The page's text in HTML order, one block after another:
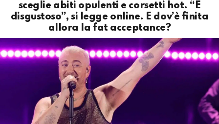
sceglie abiti opulenti e corsetti hot. “È
disgustoso”, si legge online. E dov’è finita
allora la fat acceptance?